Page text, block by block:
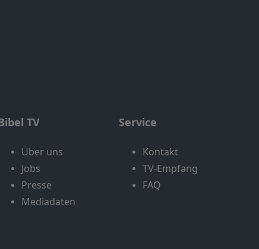
TV
Über uns
Jobs
Presse
Mediadaten
Service
Kontakt
TV-Empfang
FAQ